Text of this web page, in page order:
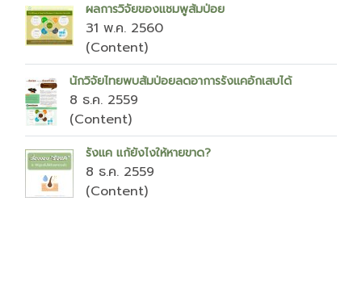
ผลการวิจัยของแชมพูส้มป่อย
31 พ.ค. 2560
(Content)
นักวิจัยไทยพบส้มป่อยลดอาการรังแคอักเสบได้
8 ธ.ค. 2559
(Content)
รังแค แก้ยังไงให้หายขาด?
8 ธ.ค. 2559
(Content)